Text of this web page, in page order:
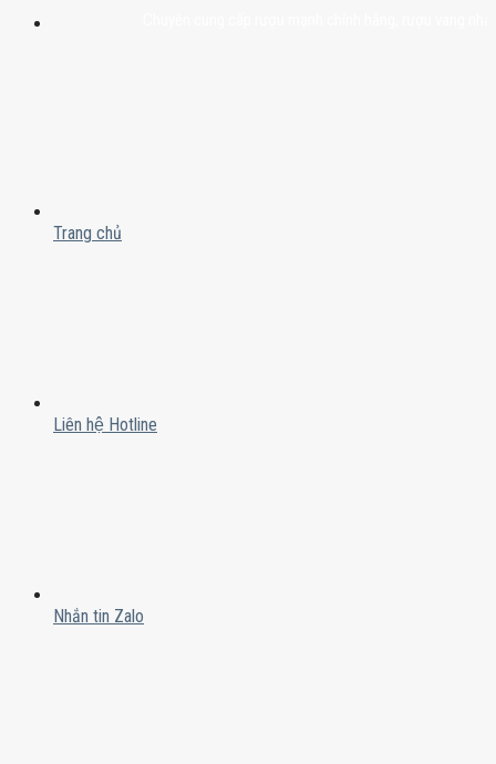
Trang chủ
Liên hệ Hotline
Nhắn tin Zalo